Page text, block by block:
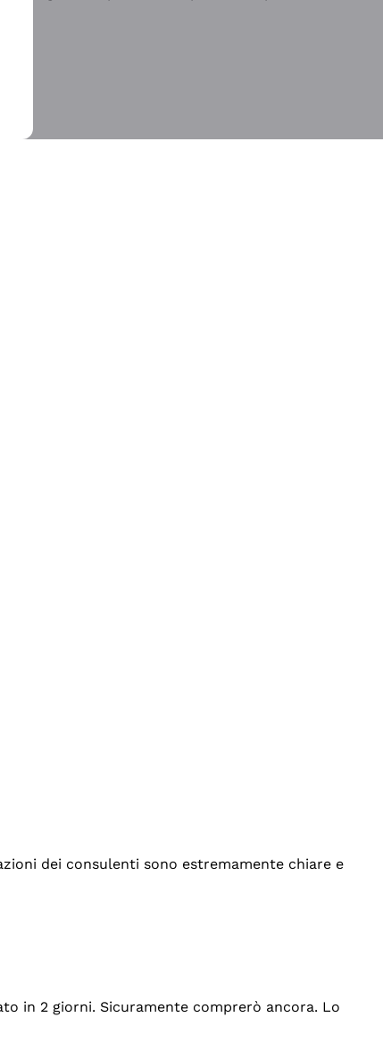
dei consulenti sono estremamente chiare e
in 2 giorni. Sicuramente comprerò ancora. Lo